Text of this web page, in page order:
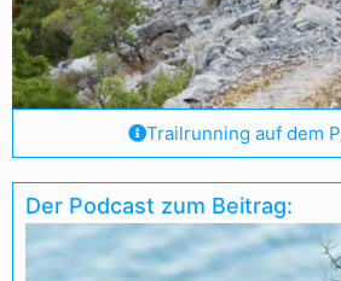
Trailrunning auf dem
Der Podcast zum Beitrag: